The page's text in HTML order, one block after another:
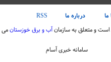
درباره ما
RSS
و متعلق به سازمانآب و برق خوزستانمی
سامانه خبری آسام